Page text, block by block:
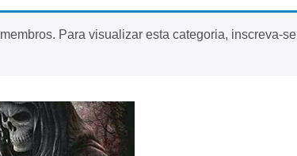
Para visualizar esta categoria, inscreva-se